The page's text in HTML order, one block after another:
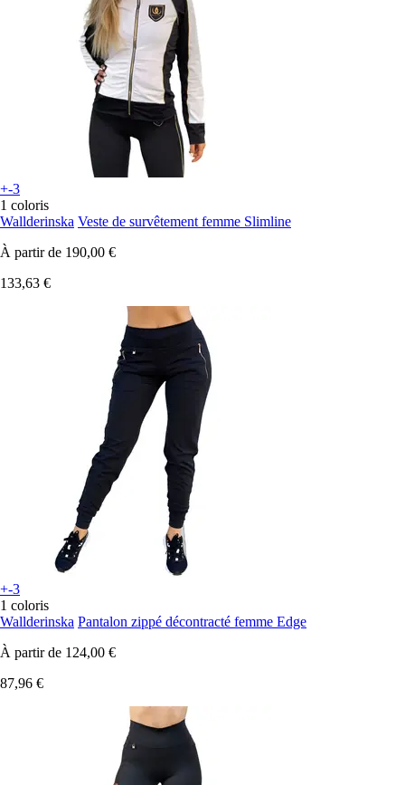
+-3
1 coloris
Wallderinska Veste de survêtement femme Slimline
À partir de 190,00 €
133,63 €
+-3
1 coloris
Wallderinska Pantalon zippé décontracté femme Edge
À partir de 124,00 €
87,96 €